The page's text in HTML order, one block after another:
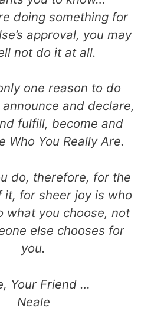
doing something for
approval, you may
not do it at all.
one reason to do
and declare,
fulfill, become and
Who You Really Are.
do, therefore, for the
it, for sheer joy is who
what you choose, not
else chooses for
you.
Your Friend …
Neale